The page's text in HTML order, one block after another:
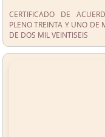
CERTIFICADO DE
PLENO TREINTA Y UNO DE
DE DOS MIL VEINTISEIS